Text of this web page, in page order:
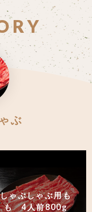
ぶ
しゃぶしゃぶ用も
も 4人前800g